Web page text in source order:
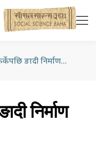
कामदार नफर्केपछि ङादी निर्माण ठप्प
निर्माण